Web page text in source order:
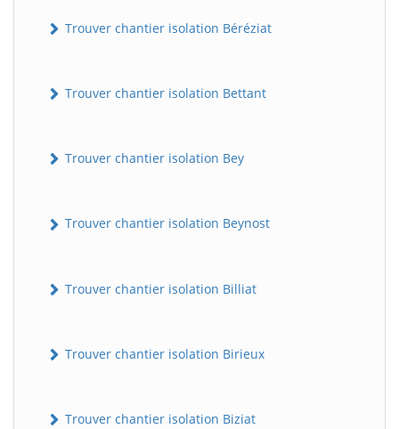
Trouver chantier isolation Béréziat
Trouver chantier isolation Bettant
Trouver chantier isolation Bey
Trouver chantier isolation Beynost
Trouver chantier isolation Billiat
Trouver chantier isolation Birieux
Trouver chantier isolation Biziat